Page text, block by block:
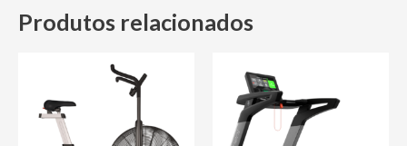
Produtos relacionados